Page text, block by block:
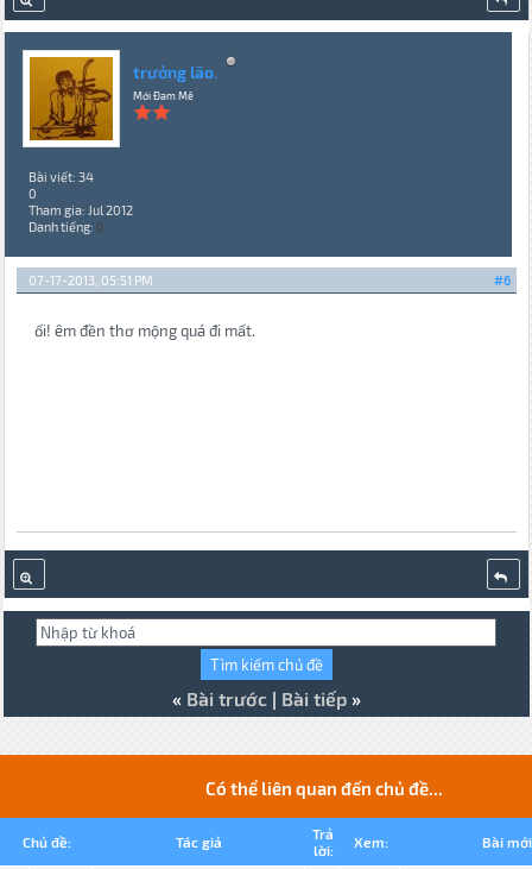
trưởng lão.
Mới Đam Mê
Bài viết: 34
0
Tham gia: Jul 2012
Danh tiếng: 0
#6
07-17-2013, 05:51 PM
ối! êm đền thơ mộng quá đi mất.
« Bài trước| Bài tiếp»
Có thể liên quan đến chủ đề...
Chủ đề: Tác giả
Trả
lời:
Xem: Bài